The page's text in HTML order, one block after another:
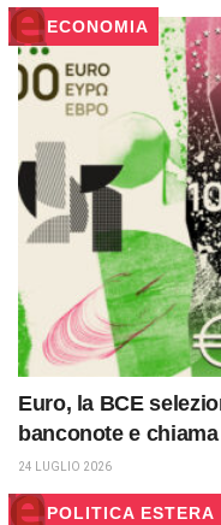
ECONOMIA
Euro, la BCE
banconote e
24 LUGLIO 2026
POLITICA ESTERA